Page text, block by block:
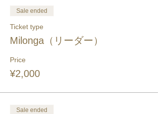
Sale ended
Ticket type
Milonga（リーダー）
Price
¥2,000
Sale ended